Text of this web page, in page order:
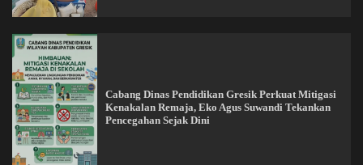
Cabang Dinas Pendidikan Gresik Perkuat Mitigasi
Kenakalan Remaja, Eko Agus Suwandi Tekankan
Pencegahan Sejak Dini